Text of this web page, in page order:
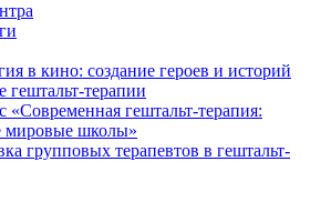
в кино: создание героев и историй
гештальт-терапии
«Современная гештальт-терапия:
мировые школы»
групповых терапевтов в гештальт-